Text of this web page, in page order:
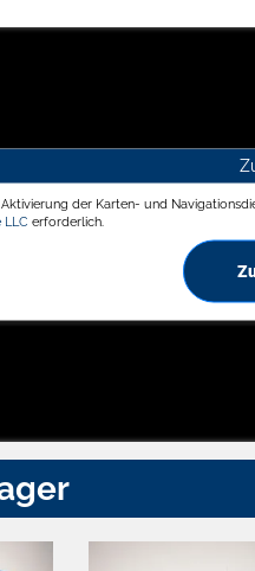
der Karten- und
LLC erforderlich.